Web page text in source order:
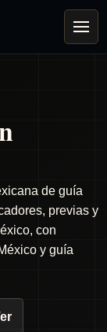
de guía
previas y
con
y guía